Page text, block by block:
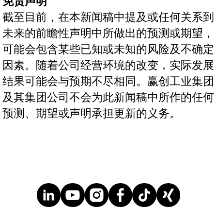
截至目前，在本新闻稿中提及或任何关系到
未来的前瞻性声明中所做出的预测或期望，
可能会包含某些已知或未知的风险及不确定
因素。随着公司经营环境的改变，实际发展
结果可能会与预期不尽相同。赢创工业集团
及其集团公司不会为此新闻稿中所作的任何
预测、期望或声明承担更新的义务。